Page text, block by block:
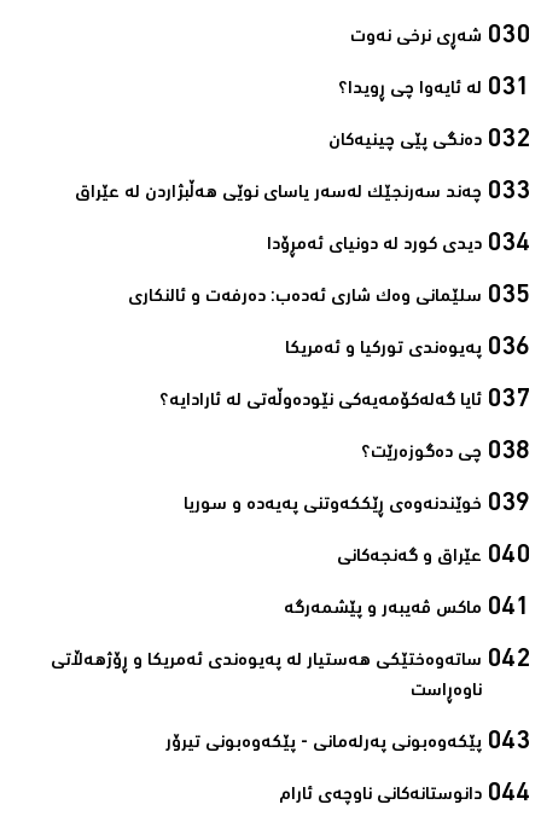
شەڕی نرخی نەوت‌
لە ئایەوا چی ڕویدا؟‌
دەنگی پێی چینیەکان‌
چەند سەرنجێک لەسەر یاسای نوێی هەڵبژاردن لە عێراق‌
دیدی کورد لە دونیای ئەمڕۆدا‌
سلێمانی وەک شاری ئەدەب: دەرفەت و ئالنکاری‌
پەیوەندی تورکیا و ئەمریکا‌
ئایا گەلەکۆمەیەکی نێودەوڵەتی لە ئارادایە؟‌
چی دەگوزەرێت؟‌
خوێندنەوەی ڕێککەوتنی پەیەدە و سوریا‌
عێراق و گەنجەکانی‌
ماکس ڤەیبەر و پێشمەرگە‌
ساتەوەختێکی هەستیار لە پەیوەندی ئەمریکا و ڕۆژهەڵاتی
ناوەڕاست‌
پێکەوەبونی پەرلەمانی - پێکەوەبونی تیرۆر‌
دانوستانەکانی ناوچەی ئارام‌